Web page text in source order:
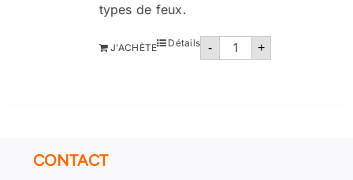
types de feux.
- quantité
+
J'ACHÈTE Détails
CONTACT